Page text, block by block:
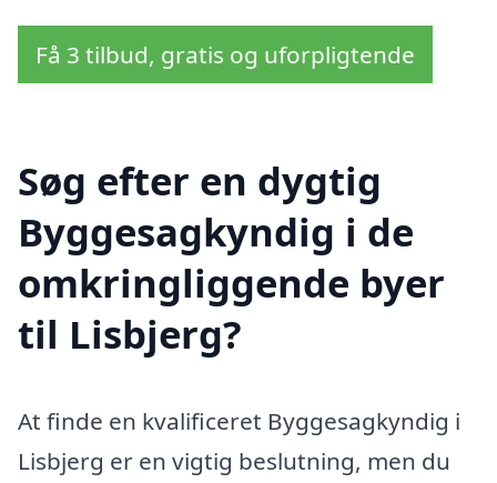
Få 3 tilbud, gratis og uforpligtende
Søg efter en dygtig
Byggesagkyndig i de
omkringliggende byer
til Lisbjerg?
At finde en kvalificeret Byggesagkyndig i
Lisbjerg er en vigtig beslutning, men du